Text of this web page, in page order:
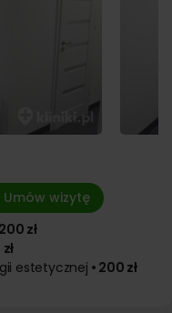
Umów wizytę
zł
estetycznej • 200 zł